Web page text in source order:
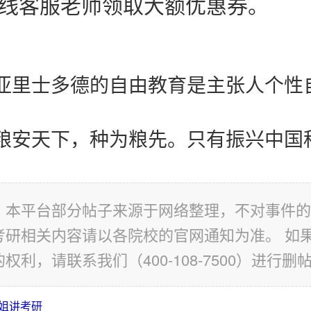
本平台部分帖子来源于网络整理，不对事件
研相关内容请以各院校的官网通知为准。 如
利，请联系我们（400-108-7500）进行删